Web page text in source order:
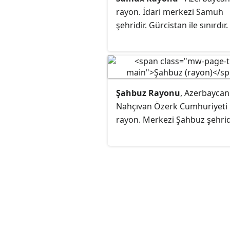
de şehir rayonlarına
Şehir rayonları, Türkiye'deki
rayon. İdari merkezi Samuh
şehridir. Gürcistan ile sınırdır.
Şahbuz Rayonu,
Nahçıvan Özerk Cumhuriyeti
rayon. Merkezi Şahbuz